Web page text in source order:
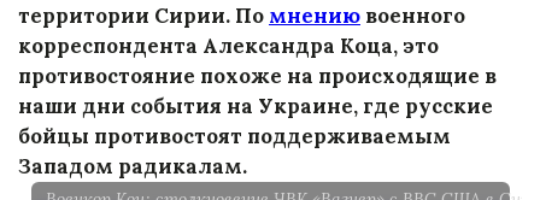
территории Сирии. По мнению военного
корреспондента Александра Коца, это
противостояние похоже на происходящие в
наши дни события на Украине, где русские
бойцы противостоят поддерживаемым
Западом радикалам.